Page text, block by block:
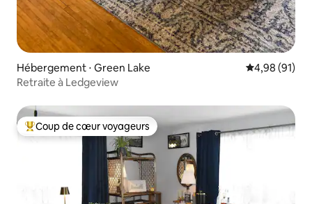
Hébergement ⋅ Green Lake Évaluation
4,98 (91)
Retraite à Ledgeview
Coups de cœur voyageurs les plus appréciés
Coup de cœur voyageurs